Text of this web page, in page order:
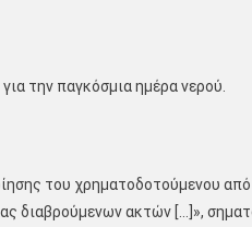
την παγκόσμια ημέρα νερού.
του χρηματοδοτούμενου
διαβρούμενων ακτών […]»,